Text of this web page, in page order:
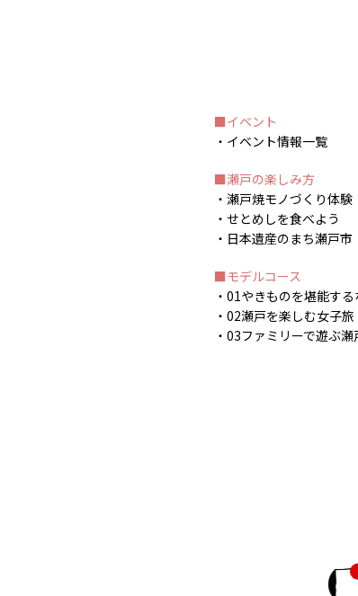
イベント
イベント情報一覧
瀬戸の楽しみ方
瀬戸焼モノづくり体験
せとめしを食べよう
日本遺産のまち瀬戸市
モデルコース
01やきものを堪能する
02瀬戸を楽しむ女子旅
03ファミリーで遊ぶ瀬